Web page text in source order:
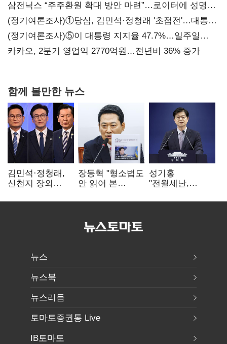
삼전닉스 “주주환원 확대 방안 마련”…로이터에 성명
보내
(정기여론조사)①당심, 김민석·정청래 '초접전'…대통령
지지도 '50% 아래로'(종합)
(정기여론조사)⑤이 대통령 지지율 47.7%…일주일
만에 다시 40%대
카카오, 2분기 영업익 2770억원…전년비 36% 증가
함께 볼만한 뉴스
김민석·정청래,
신천지 장외
"호남 계몽 규탄"
장동혁 "형소법도
안 읽어 본
속도로 무너질
성기홍
"전월세난,
공급 문제"…닥공
뉴스
뉴스북
뉴스리듬
토마토증권통 Live
IB토마토